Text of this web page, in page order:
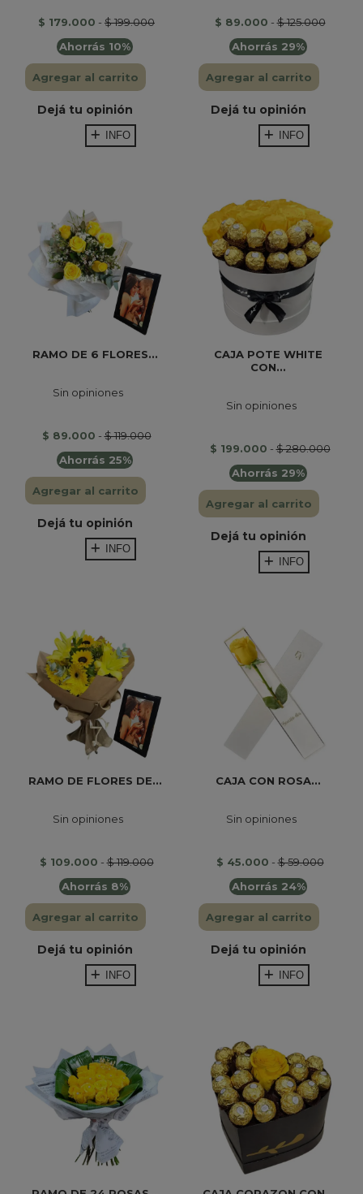
$ 179.000 - $ 199.000
Ahorrás 10%
Agregar al carrito
Dejá tu opinión
INFO
$ 89.000 -$ 125.000
Ahorrás 29%
Agregar al carrito
Dejá tu opinión
INFO
RAMO DE 6 FLORES...
Sin opiniones
$ 89.000 -$ 119.000
Ahorrás 25%
Agregar al carrito
Dejá tu opinión
INFO
CAJA POTE WHITE
CON...
Sin opiniones
$ 199.000 -$ 280.000
Ahorrás 29%
Agregar al carrito
Dejá tu opinión
INFO
RAMO DE FLORES DE...
Sin opiniones
$ 109.000 -$ 119.000
Ahorrás 8%
Agregar al carrito
Dejá tu opinión
INFO
CAJA CON ROSA...
Sin opiniones
$ 45.000 -$ 59.000
Ahorrás 24%
Agregar al carrito
Dejá tu opinión
INFO